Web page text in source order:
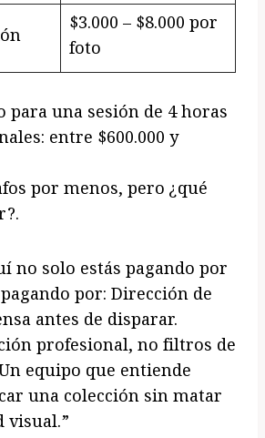
$3.000 – $8.000 por
foto
para una sesión de 4 horas
entre $600.000 y
por menos, pero ¿qué
no solo estás pagando por
por: Dirección de
antes de disparar.
profesional, no filtros de
equipo que entiende
una colección sin matar
visual.”